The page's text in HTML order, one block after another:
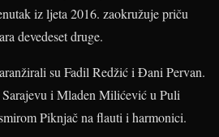
iz ljeta 2016. zaokružuje priču
devedeset druge.
su Fadil Redžić i Đani Pervan.
i Mladen Milićević u Puli
Piknjač na flauti i harmonici.